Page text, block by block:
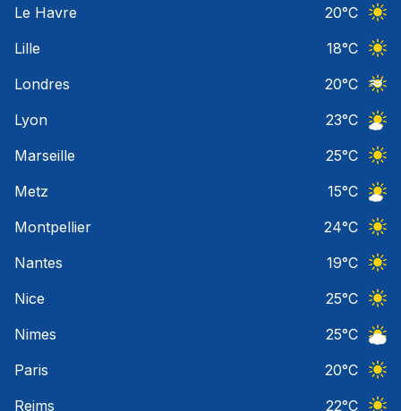
Le Havre
20°C
Lille
18°C
Londres
20°C
Lyon
23°C
Marseille
25°C
Metz
15°C
Montpellier
24°C
Nantes
19°C
Nice
25°C
Nimes
25°C
Paris
20°C
Reims
22°C